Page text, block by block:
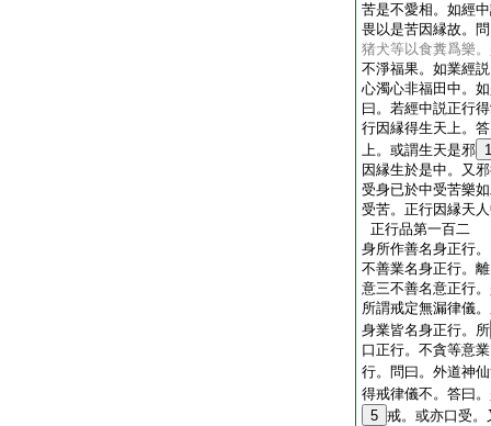
苦是不愛相。如經
畏以是苦因縁故。
猪犬等以食糞爲樂
不淨福果。如業經
心濁心非福田中。
曰。若經中説正行
行因縁得生天上。
上。或謂生天是邪 1
因縁生於是中。又
受身已於中受苦樂
受苦。正行因縁天
正行品第一百二
身所作善名身正行
不善業名身正行。
意三不善名意正行
所謂戒定無漏律儀
身業皆名身正行。所
口正行。不貪等意
行。問曰。外道神
得戒律儀不。答曰
5 戒。或亦口受